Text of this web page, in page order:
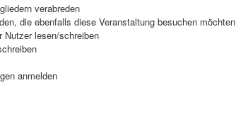
verabreden
die ebenfalls diese Veranstaltung besuchen möchten
Nutzer lesen/schreiben
anmelden